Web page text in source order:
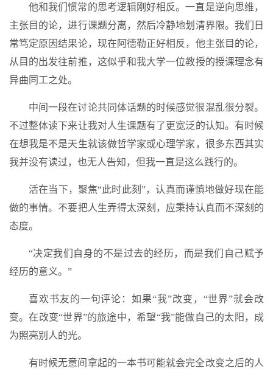
他和我们惯常的思考逻辑刚好相反。一直是逆向思维，
主张目的论，进行课题分离，然后冷静地划清界限。我们日
常笃定原因结果论，现在阿德勒正好相反，他主张目的论，
从目的出发往前推，这似乎和我大学一位教授的授课理念有
异曲同工之处。
中间一段在讨论共同体话题的时候感觉很混乱很分裂。
不过整体读下来让我对人生课题有了更宽泛的认知。有时候
在想我是不是天生就该做哲学家或心理学家，很多东西其实
我并没有读过，也无人告知，但我一直是这么践行的。
活在当下，聚焦“此时此刻”，认真而谨慎地做好现在能
做的事情。不要把人生弄得太深刻，应秉持认真而不深刻的
态度。
“决定我们自身的不是过去的经历，而是我们自己赋予
经历的意义。”
喜欢书友的一句评论：如果“我”改变，“世界”就会改
变。在改变“世界”的旅途中，希望“我”能做自己的太阳，成
为照亮别人的光。
有时候无意间拿起的一本书可能就会完全改变之后的人